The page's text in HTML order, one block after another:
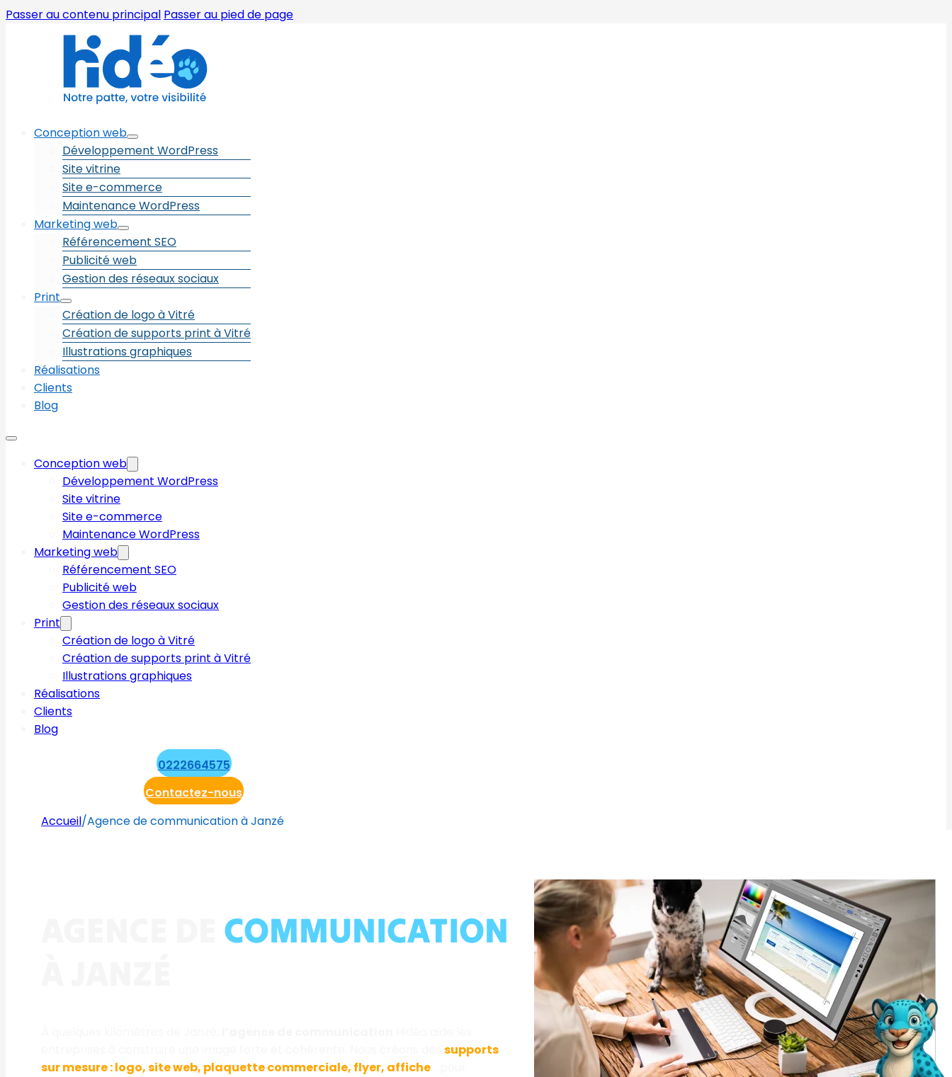
Passer au contenu principal Passer au pied de page
Conception web
Développement WordPress
Site vitrine
Site e-commerce
Maintenance WordPress
Marketing web
Référencement SEO
Publicité web
Gestion des réseaux sociaux
Print
Création de logo à Vitré
Création de supports print à Vitré
Illustrations graphiques
Réalisations
Clients
Blog
Conception web
Développement WordPress
Site vitrine
Site e-commerce
Maintenance WordPress
Marketing web
Référencement SEO
Publicité web
Gestion des réseaux sociaux
Print
Création de logo à Vitré
Création de supports print à Vitré
Illustrations graphiques
Réalisations
Clients
Blog
0222664575
Contactez-nous
Accueil/Agence de communication à Janzé
COMMUNICATION
supports
sur mesure : logo, site web, plaquette commerciale, flyer, affiche